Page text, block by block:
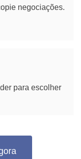
negociações.
para escolher